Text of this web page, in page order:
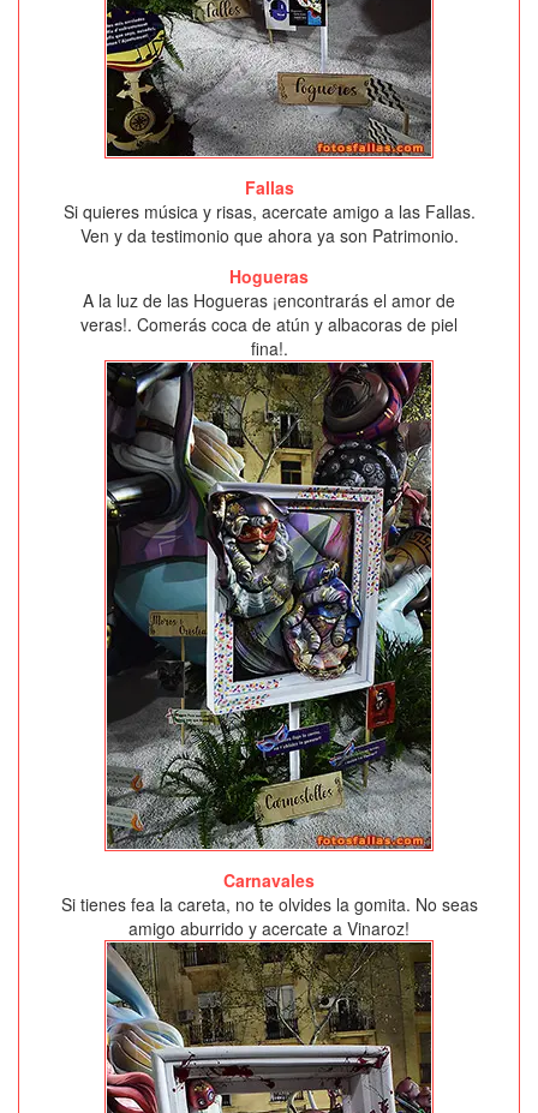
Fallas
Si quieres música y risas, acercate amigo a las Fallas.
Ven y da testimonio que ahora ya son Patrimonio.
Hogueras
A la luz de las Hogueras ¡encontrarás el amor de
veras!. Comerás coca de atún y albacoras de piel
fina!.
Carnavales
Si tienes fea la careta, no te olvides la gomita. No seas
amigo aburrido y acercate a Vinaroz!